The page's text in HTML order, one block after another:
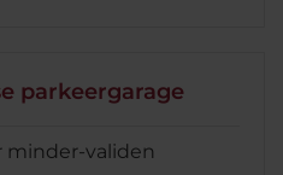
parkeergarage
minder-validen